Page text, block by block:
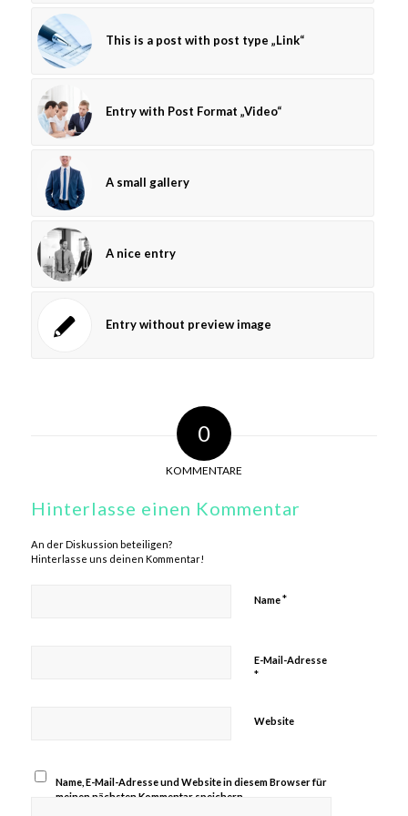
This is a post with post type „Link“
Entry with Post Format „Video“
A small gallery
A nice entry
Entry without preview image
0
KOMMENTARE
Hinterlasse einen Kommentar
An der Diskussion beteiligen?
Hinterlasse uns deinen Kommentar!
Name*
E-Mail-Adresse
*
Website
Name, E-Mail-Adresse und Website in diesem Browser für
meinen nächsten Kommentar speichern.